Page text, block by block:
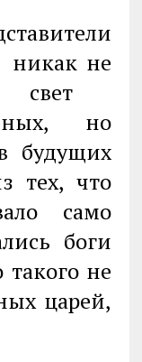
никак не
свет
но
будущих
тех, что
само
боги
не
царей,